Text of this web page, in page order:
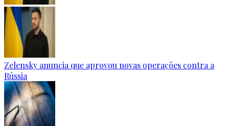
Zelensky anuncia que aprovou novas operações contra a
Rússia